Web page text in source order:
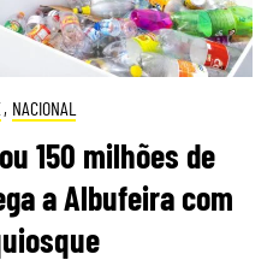
, NACIONAL
150 milhões de
a Albufeira com